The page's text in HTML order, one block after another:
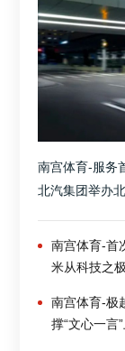
南宫体育-服务
北汽集团举办
南宫体育-首
米从科技之
南宫体育-极
撑“文心一言